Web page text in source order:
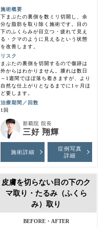
施術概要
下まぶたの裏側を数ミリ切開し、余
分な脂肪を取り除く施術です。目の
下のふくらみが目立つ・疲れて見え
る・クマのように見えるという状態
を改善します。
リスク
まぶたの裏側を切開するので傷跡は
外からはわかりません。腫れは数日
～1週間でほぼ落ち着きますが、より
自然な仕上がりとなるまでに1ヶ月ほ
ど要します。
治療期間／回数
1回
那覇院 院長
三好 翔輝
施術詳細
症例写真
詳細
皮膚を切らない目の下のク
マ取り・たるみ（ふくら
み）取り